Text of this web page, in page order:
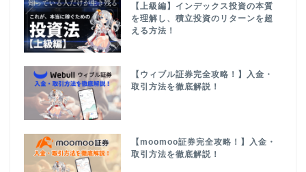
【上級編】インデックス投資の本質
を理解し、積立投資のリターンを超
える方法！
【ウィブル証券完全攻略！】入金・
取引方法を徹底解説！
【moomoo証券完全攻略！】入金・
取引方法を徹底解説！